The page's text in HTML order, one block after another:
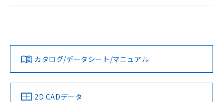
タイムチャート
ログイン/会員登録
ダウンロードデータをご利用いただく前に、以下を必ずお読
みください。
ソフトウェアの使用条件
EU RoHS 注意事項・凡例
対応済み
中国 RoHS 注意事項・凡例
LR型式承認
（イギリス
船舶規格）
DNV型式承認
（ノルウェー
BV型式承認
（フランス
KR型式
（韓国
カタログ/データシート/マニュアル
2D CADデータ